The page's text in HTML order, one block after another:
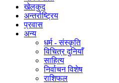
खेलकुद
अन्तर्राष्ट्रिय
प्रवास
अन्य
धर्म - संस्कृति
विचित्र दुनियाँ
साहित्य
निर्वाचन विशेष
राशिफल